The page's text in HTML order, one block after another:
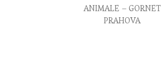
ANIMALE – GORNET
PRAHOVA